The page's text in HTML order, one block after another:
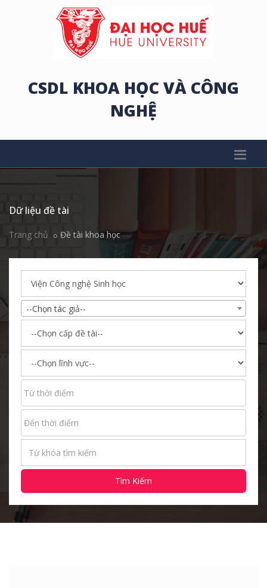
CSDL KHOA HỌC VÀ CÔNG
NGHỆ
Dữ liệu đề tài
Trang chủ Đề tài khoa học
--Chọn tác giả--
Tìm Kiếm